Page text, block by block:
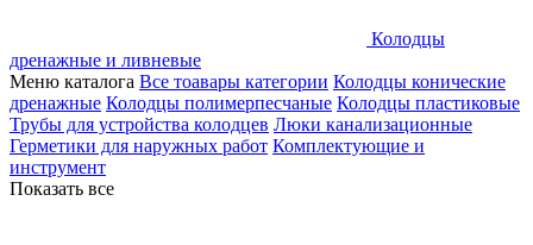
Колодцы
дренажные и ливневые
Меню каталога Все тоавары категории Колодцы конические
дренажные Колодцы полимерпесчаные Колодцы пластиковые
Трубы для устройства колодцев Люки канализационные
Герметики для наружных работ Комплектующие и
инструмент
Показать все